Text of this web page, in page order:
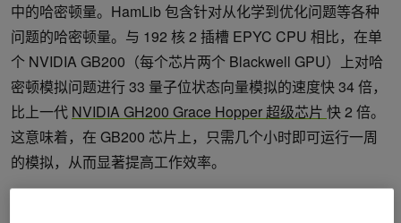
中的哈密顿量。HamLib 包含针对从化学到优化问题等各种
问题的哈密顿量。与 192 核 2 插槽 EPYC CPU 相比，在单
个 NVIDIA GB200（每个芯片两个 Blackwell GPU）上对哈
密顿模拟问题进行 33 量子位状态向量模拟的速度快 34 倍，
比上一代 NVIDIA GH200 Grace Hopper 超级芯片 快 2 倍。
这意味着，在 GB200 芯片上，只需几个小时即可运行一周
的模拟，从而显著提高工作效率。